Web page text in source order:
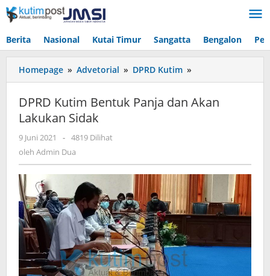
Lewati
ke
Berita Nasional Kutai Timur Sangatta Bengalon
Homepage » Advetorial » DPRD Kutim »
Kutim
Panja
DPRD Kutim Bentuk Panja dan Akan
Lakukan Sidak
9 Juni 2021
oleh
Admin
- 4819 Dilihat
oleh Admin Dua